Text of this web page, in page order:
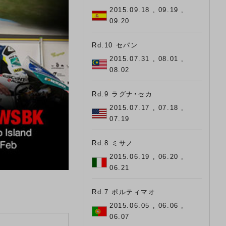
2015.09.18 , 09.19 ,
09.20
Rd.10 セパン
2015.07.31 , 08.01 ,
08.02
Rd.9 ラグナ・セカ
2015.07.17 , 07.18 ,
07.19
Rd.8 ミサノ
2015.06.19 , 06.20 ,
06.21
Rd.7 ポルティマオ
2015.06.05 , 06.06 ,
06.07